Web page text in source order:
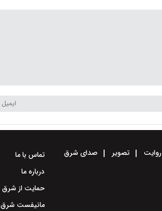
روایت تصویر صدای شرق
تماس با ما
درباره ما
حمایت از شرق
مانیفست شرق